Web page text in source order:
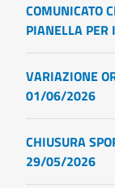
COMUNICATO
PIANELLA
VARIAZIONE
01/06/2026
CHIUSURA
29/05/2026